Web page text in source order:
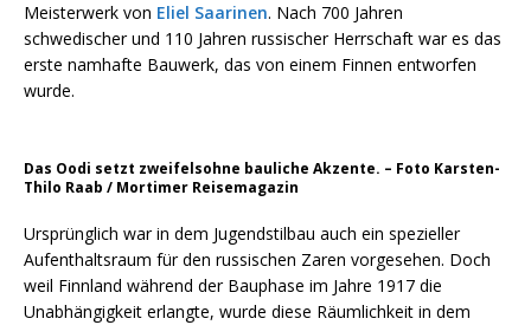
Meisterwerk von Eliel Saarinen. Nach 700 Jahren
schwedischer und 110 Jahren russischer Herrschaft war es das
erste namhafte Bauwerk, das von einem Finnen entworfen
wurde.
Das Oodi setzt zweifelsohne bauliche Akzente. – Foto Karsten-
Thilo Raab / Mortimer Reisemagazin
Ursprünglich war in dem Jugendstilbau auch ein spezieller
Aufenthaltsraum für den russischen Zaren vorgesehen. Doch
weil Finnland während der Bauphase im Jahre 1917 die
Unabhängigkeit erlangte, wurde diese Räumlichkeit in dem